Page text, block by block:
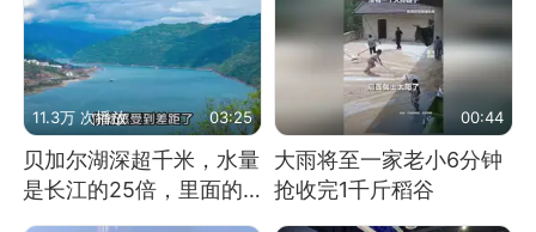
11.3万 次播放 03:25
贝加尔湖深超千米，水量
是长江的25倍，里面的
00:44
大雨将至一家老小6分钟
抢收完1千斤稻谷